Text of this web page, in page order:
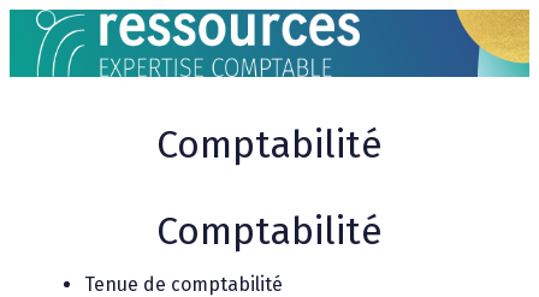
Aller
contenu
Comptabilité
Comptabilité
Tenue de comptabilité